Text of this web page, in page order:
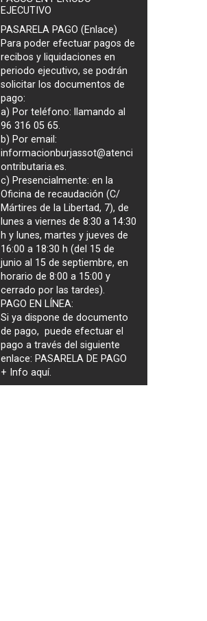
EJECUTIVO
PASARELA PAGO (Enlace)
Para poder efectuar pagos de
recibos y liquidaciones en
periodo ejecutivo, se podrán
solicitar los documentos de
pago:
a) Por teléfono: llamando al
96 316 05 65.
b) Por email:
informacionburjassot@atenci
ontributaria.es.
c) Presencialmente: en la
Oficina de recaudación (C/
Mártires de la Libertad, 7), de
lunes a viernes de 8:30 a 14:30
h y lunes, martes y jueves de
16:00 a 18:30 h (del 15 de
junio al 15 de septiembre, en
horario de 8:00 a 15:00 y
cerrado por las tardes).
PAGO EN LÍNEA:
Si ya dispone de documento
de pago, puede efectuar el
pago a través del siguiente
enlace: PASARELA DE PAGO
+ Infoaquí.